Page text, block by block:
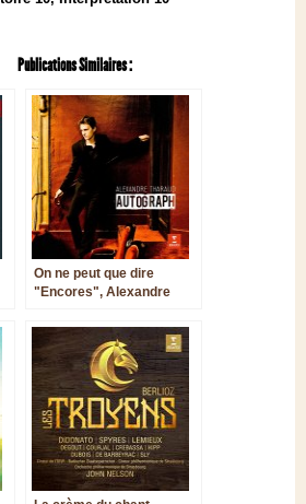
Publications Similaires :
On ne peut que dire
"Encores", Alexandre